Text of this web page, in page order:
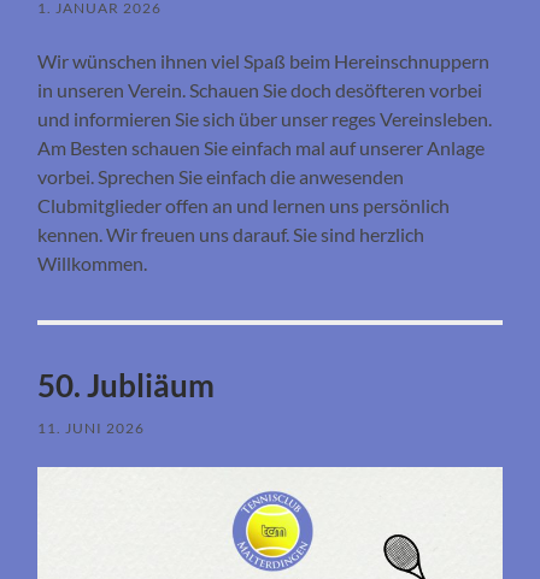
1. JANUAR 2026
Wir wünschen ihnen viel Spaß beim Hereinschnuppern
in unseren Verein. Schauen Sie doch desöfteren vorbei
und informieren Sie sich über unser reges Vereinsleben.
Am Besten schauen Sie einfach mal auf unserer Anlage
vorbei. Sprechen Sie einfach die anwesenden
Clubmitglieder offen an und lernen uns persönlich
kennen. Wir freuen uns darauf. Sie sind herzlich
Willkommen.
50. Jubliäum
11. JUNI 2026